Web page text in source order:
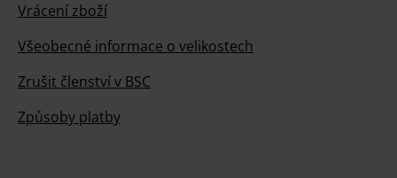
Vrácení zboží
Všeobecné informace o velikostech
Zrušit členství v BSC
Způsoby platby